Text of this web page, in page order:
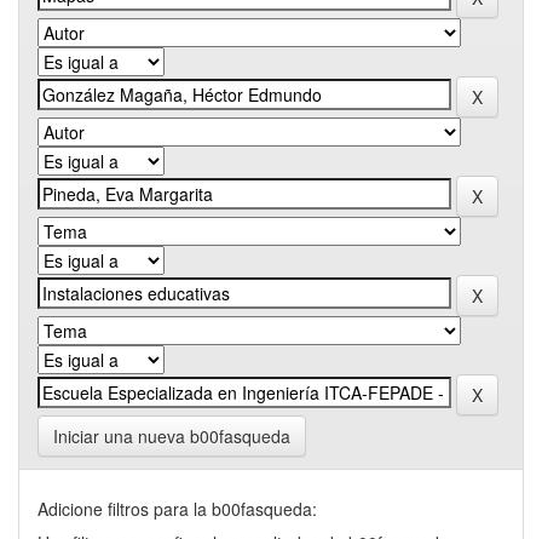
Iniciar una nueva b00fasqueda
Adicione filtros para la b00fasqueda: